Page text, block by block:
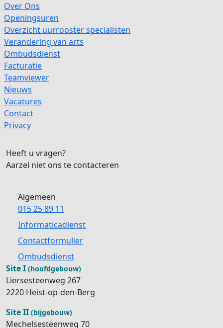
Over Ons
Openingsuren
Overzicht uurrooster specialisten
Verandering van arts
Ombudsdienst
Facturatie
Teamviewer
Nieuws
Vacatures
Contact
Privacy
Heeft u vragen?
Aarzel niet ons te contacteren
Algemeen
015 25 89 11
Informaticadienst
Contactformulier
Ombudsdienst
Site I (hoofdgebouw)
Liersesteenweg 267
2220 Heist-op-den-Berg
Site II (bijgebouw)
Mechelsesteenweg 70